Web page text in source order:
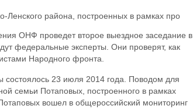
ОНФ проведет второе выездное заседание в
федеральные эксперты. Они проверят, как
Народного фронта.
23 июля 2014 года. Поводом для
семьи Потаповых, построенного в рамках
вошел в общероссийский мониторинг